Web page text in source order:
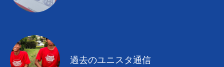
過去のユニスタ通信